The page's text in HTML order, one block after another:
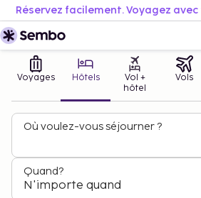
Voyages Hôtels
Vol +
hôtel
Vols
Où voulez-vous séjourner ?
Quand?
N'importe quand